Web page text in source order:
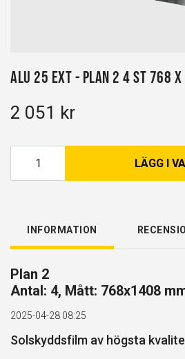
Alu 25 EXT - Plan 2 4 st 768 x
2 051 kr
LÄGG I
INFORMATION
Plan 2
Antal: 4, Mått: 768x1408
2025-04-28 08:25
Solskyddsfilm av högsta